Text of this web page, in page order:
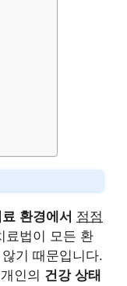
환경에서 점점
료법이 모든 환
기 때문입니다.
인의 건강 상태